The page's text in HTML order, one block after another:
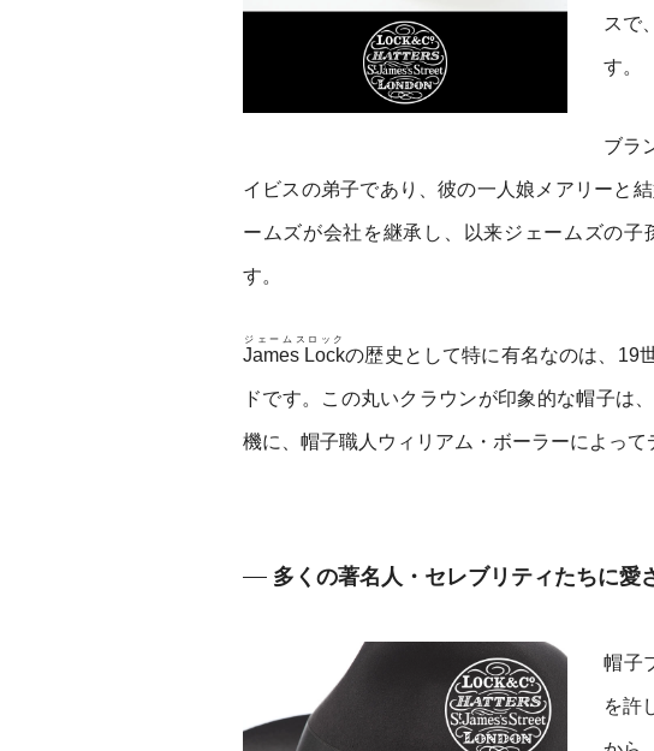
スで
す。
ブラ
イビスの弟子であり、彼の一人娘メアリーと
ームズが会社を継承し、以来ジェームズの
す。
James Lock
ジェームスロック
の歴史として特に有名なのは、19
ドです。この丸いクラウンが印象的な帽子は
機に、帽子職人ウィリアム・ボーラーによって
多くの著名人・セレブリティたちに愛
帽子
を許